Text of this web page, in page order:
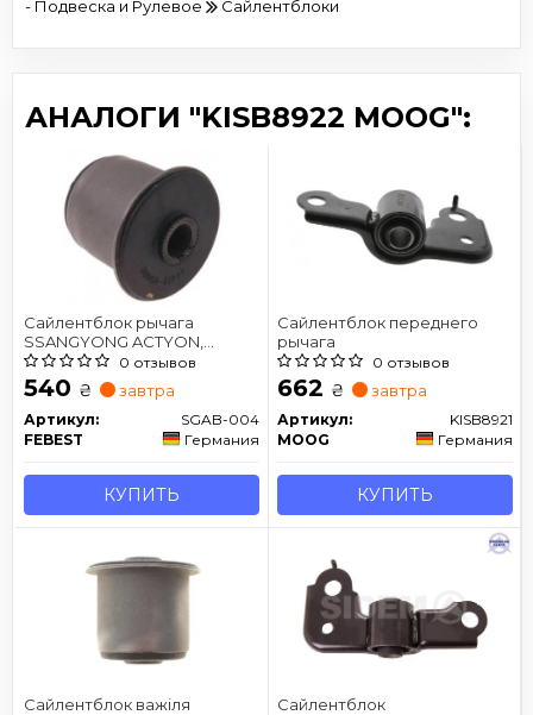
- Подвеска и Рулевое Сайлентблоки
АНАЛОГИ "KISB8922 MOOG":
Сайлентблок рычага
SSANGYONG ACTYON,
REXTON 02- передний мост
верх
0 отзывов
540 ₴ завтра
Артикул:
SGAB-004
FEBEST
Германия
КУПИТЬ
Сайлентблок переднего
рычага
0 отзывов
662 ₴ завтра
Артикул:
KISB8921
MOOG
Германия
КУПИТЬ
Сайлентблок важіля Сайлентблок